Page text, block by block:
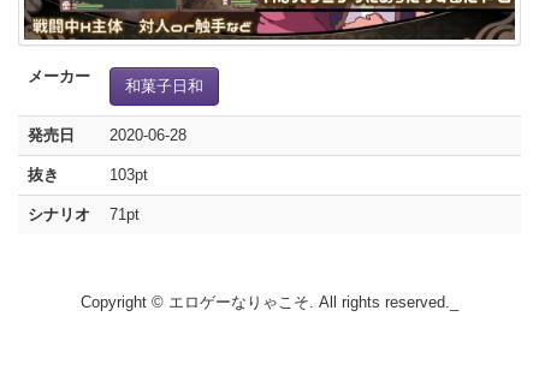
メーカー
和菓子日和
発売日 2020-06-28
抜き 103pt
シナリオ 71pt
Copyright © エロゲーなりゃこそ. All rights reserved._